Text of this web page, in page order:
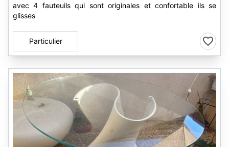
avec 4 fauteuils qui sont originales et confortable ils se
glisses
Particulier